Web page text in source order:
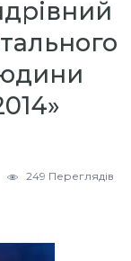
249 Переглядів